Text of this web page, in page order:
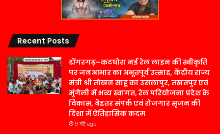
Recent Posts
डोंगरगढ़–कटघोरा नई रेल लाइन की स्वीकृति
पर जनआभार का अभूतपूर्व उत्साह, केंद्रीय राज्य
मंत्री श्री तोखन साहू का उसलापुर, तखतपुर एवं
मुंगेली में भव्य स्वागत, रेल परियोजना प्रदेश के
विकास, बेहतर संपर्क एवं रोजगार सृजन की
दिशा में ऐतिहासिक कदम
9 घंटे ago